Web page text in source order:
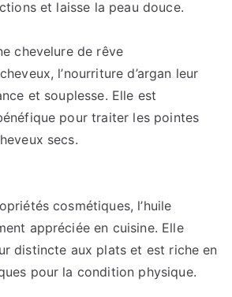
et laisse la peau douce.
chevelure de rêve
l’nourriture d’argan leur
et souplesse. Elle est
pour traiter les pointes
secs.
cosmétiques, l’huile
appréciée en cuisine. Elle
distincte aux plats et est riche en
pour la condition physique.